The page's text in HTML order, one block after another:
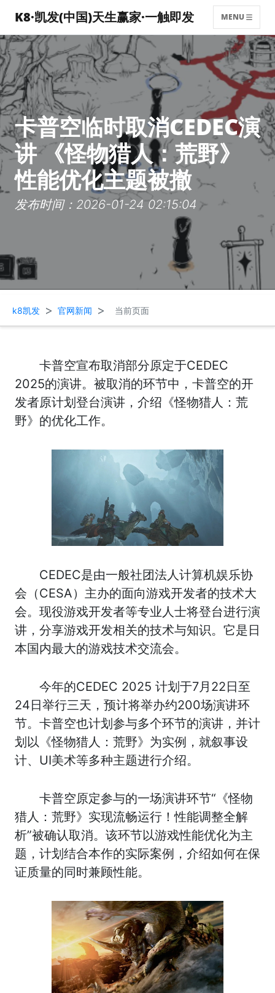
K8·凯发(中国)天生赢家·一触即发 MENU
卡普空临时取消CEDEC演
讲 《怪物猎人：荒野》
性能优化主题被撤
发布时间：2026-01-24 02:15:04
k8凯发 > 官网新闻 > 当前页面
卡普空宣布取消部分原定于CEDEC
2025的演讲。被取消的环节中，卡普空的开
发者原计划登台演讲，介绍《怪物猎人：荒
野》的优化工作。
CEDEC是由一般社团法人计算机娱乐协
会（CESA）主办的面向游戏开发者的技术大
会。现役游戏开发者等专业人士将登台进行演
讲，分享游戏开发相关的技术与知识。它是日
本国内最大的游戏技术交流会。
今年的CEDEC 2025 计划于7月22日至
24日举行三天，预计将举办约200场演讲环
节。卡普空也计划参与多个环节的演讲，并计
划以《怪物猎人：荒野》为实例，就叙事设
计、UI美术等多种主题进行介绍。
卡普空原定参与的一场演讲环节“《怪物
猎人：荒野》实现流畅运行！性能调整全解
析”被确认取消。该环节以游戏性能优化为主
题，计划结合本作的实际案例，介绍如何在保
证质量的同时兼顾性能。